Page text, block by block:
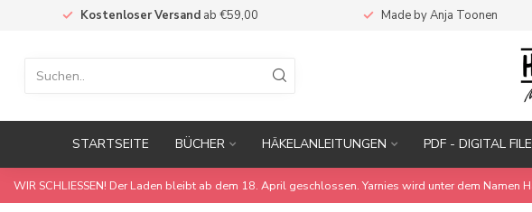
Kostenloser Versand ab €59,00 Made by Anja Toonen
STARTSEITE BÜCHER HÄKELANLEITUNGEN PDF - DIGITAL
WIR SCHLIESSEN! Der Laden bleibt ab dem 18. April geschlossen. Yarnies wird unter dem Namen